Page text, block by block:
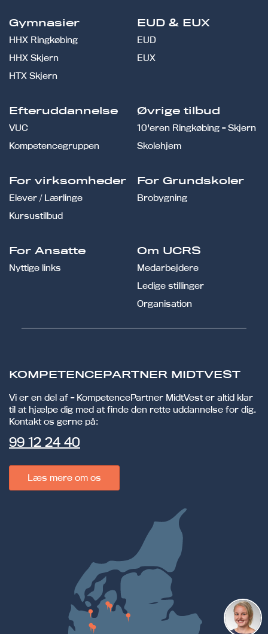
Gymnasier
HHX Ringkøbing
HHX Skjern
HTX Skjern
EUD & EUX
EUD
EUX
Efteruddannelse
VUC
Kompetencegruppen
Øvrige tilbud
10'eren Ringkøbing - Skjern
Skolehjem
For virksomheder
Elever / Lærlinge
Kursustilbud
For Grundskoler
Brobygning
For Ansatte
Nyttige links
Om UCRS
Medarbejdere
Ledige stillinger
Organisation
KOMPETENCEPARTNER MIDTVEST
Vi er en del af - KompetencePartner MidtVest er altid klar
til at hjælpe dig med at finde den rette uddannelse for dig.
Kontakt os gerne på:
99 12 24 40
Læs mere om os